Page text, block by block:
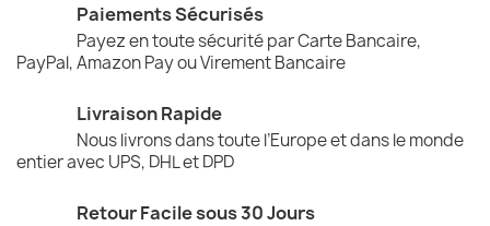
Paiements Sécurisés
Payez en toute sécurité par Carte Bancaire,
PayPal, Amazon Pay ou Virement Bancaire
Livraison Rapide
Nous livrons dans toute l’Europe et dans le monde
entier avec UPS, DHL et DPD
Retour Facile sous 30 Jours